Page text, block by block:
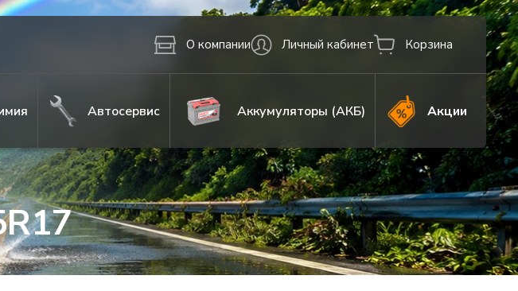
О компании Личный кабинет Корзина
Автосервис Аккумуляторы (АКБ) Акции